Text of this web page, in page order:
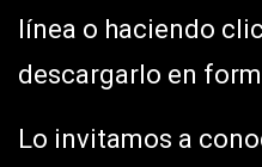
línea o haciendo
descargarlo en
Lo invitamos a